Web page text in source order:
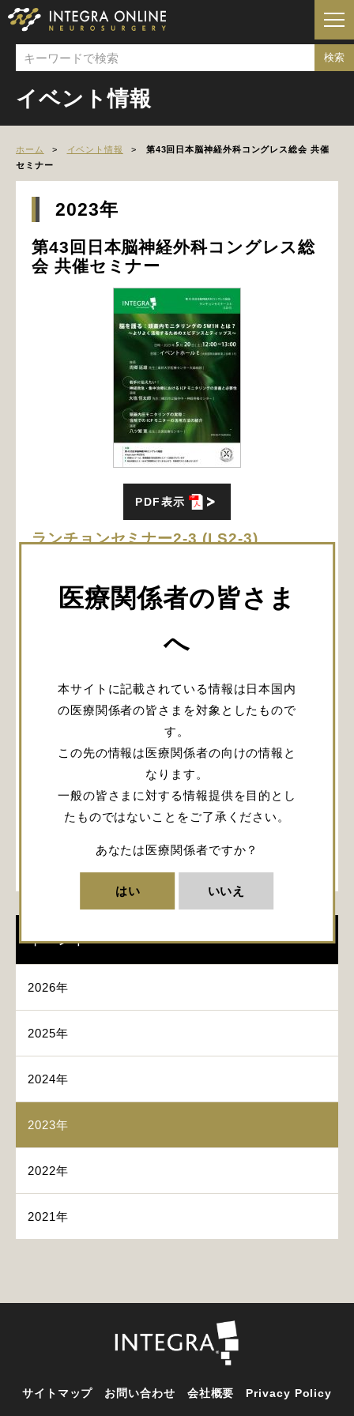
医療関係者の皆さま
へ
本サイトに記載されている情報は日本国内
の医療関係者の皆さまを対象としたもので
す。
この先の情報は医療関係者の向けの情報と
なります。
一般の皆さまに対する情報提供を目的とし
たものではないことをご了承ください。
あなたは医療関係者ですか？
はい いいえ
イベント情報
ホーム イベント情報
第43回日本脳神経外科コングレス総会 共催
セミナー
イベント
2026年
2025年
2024年
2023年
2022年
2021年
2023年
第43回日本脳神経外科コングレス総
会 共催セミナー
PDF表示
ランチョンセミナー2-3 (LS2-3)
とは？
～よりよく活用するためのエビデンスと
3F）
座長：周郷 延雄 先生（東邦大学医療センター大森
若手に伝えたい：神経救急・集中治療におけるICP
モニタリングの意義と必要性
演者：大塩 恒太郎 先生（横浜市立脳卒中・神経脊
ーの活用方法の紹介
サイトマップ お問い合わせ 会社概要 Privacy Policy